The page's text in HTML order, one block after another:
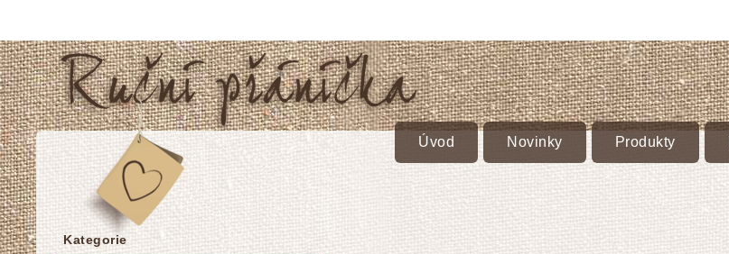
Úvod Novinky Produkty
Kategorie